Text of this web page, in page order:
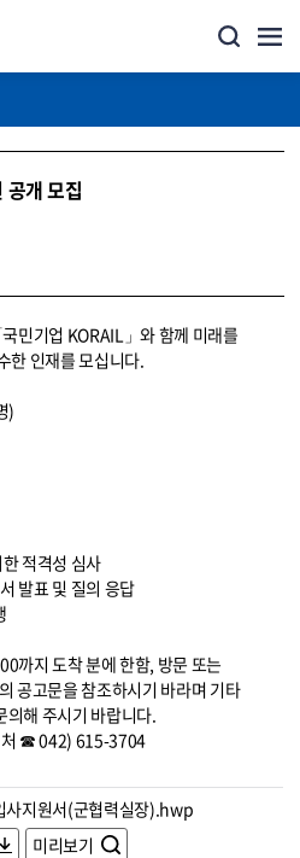
개 모집
민기업 KORAIL」와 함께 미래를
한 인재를 모십니다.
)
적격성 심사
발표 및 질의 응답
까지 도착 분에 한함, 방문 또는
공고문을 참조하시기 바라며 기타
의해 주시기 바랍니다.
처 ☎ 042) 615-3704
사지원서(군협력실장).hwp
미리보기